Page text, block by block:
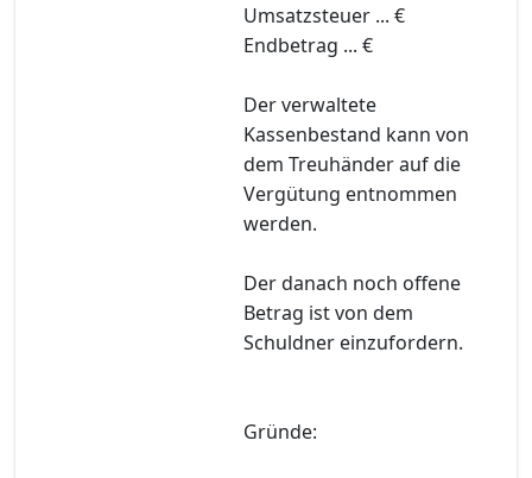
Umsatzsteuer ... €
Endbetrag ... €
Der verwaltete
Kassenbestand kann von
dem Treuhänder auf die
Vergütung entnommen
werden.
Der danach noch offene
Betrag ist von dem
Schuldner einzufordern.
Gründe: